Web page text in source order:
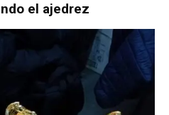
el ajedrez